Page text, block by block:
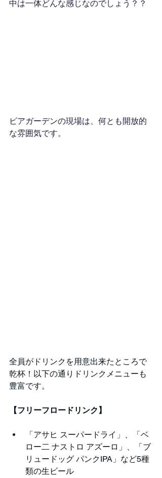
中は一体どんな感じなのでしょう？？
ビアガーデンの現場は、何とも開放的
な雰囲気です。
全員がドリンクを用意出来たところで
乾杯！以下の通りドリンクメニューも
豊富です。
【フリーフロードリンク】
「アサヒ スーパードライ」、「ベ
ロー二 ナストロ アズーロ」、「ブ
リュードッグ パンクIPA」など5種
類の生ビール